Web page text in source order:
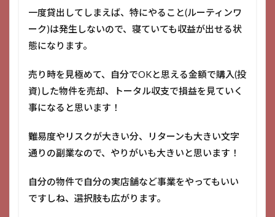
一度貸出してしまえば、特にやること(ルーティンワ
ーク)は発生しないので、寝ていても収益が出せる状
態になります。
売り時を見極めて、自分でOKと思える金額で購入(投
資)した物件を売却、トータル収支で損益を見ていく
事になると思います！
難易度やリスクが大きい分、リターンも大きい文字
通りの副業なので、やりがいも大きいと思います！
自分の物件で自分の実店舗など事業をやってもいい
ですしね、選択肢も広がります。